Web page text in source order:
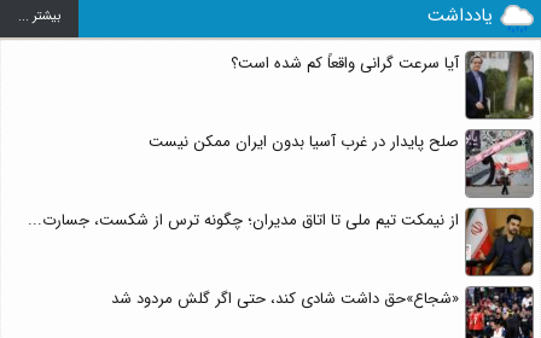
یادداشت بيشتر ...
آیا سرعت گرانی واقعاً کم شده است؟
صلح پایدار در غرب آسیا بدون ایران ممکن نیست
از نیمکت تیم ملی تا اتاق مدیران؛ چگونه ترس از شکست، جسارت...
«شجاع»حق داشت شادی کند، حتی اگر گلش مردود شد